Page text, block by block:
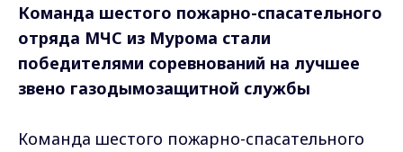
Команда шестого пожарно-спасательного
отряда МЧС из Мурома стали
победителями соревнований на лучшее
звено газодымозащитной службы
Команда шестого пожарно-спасательного